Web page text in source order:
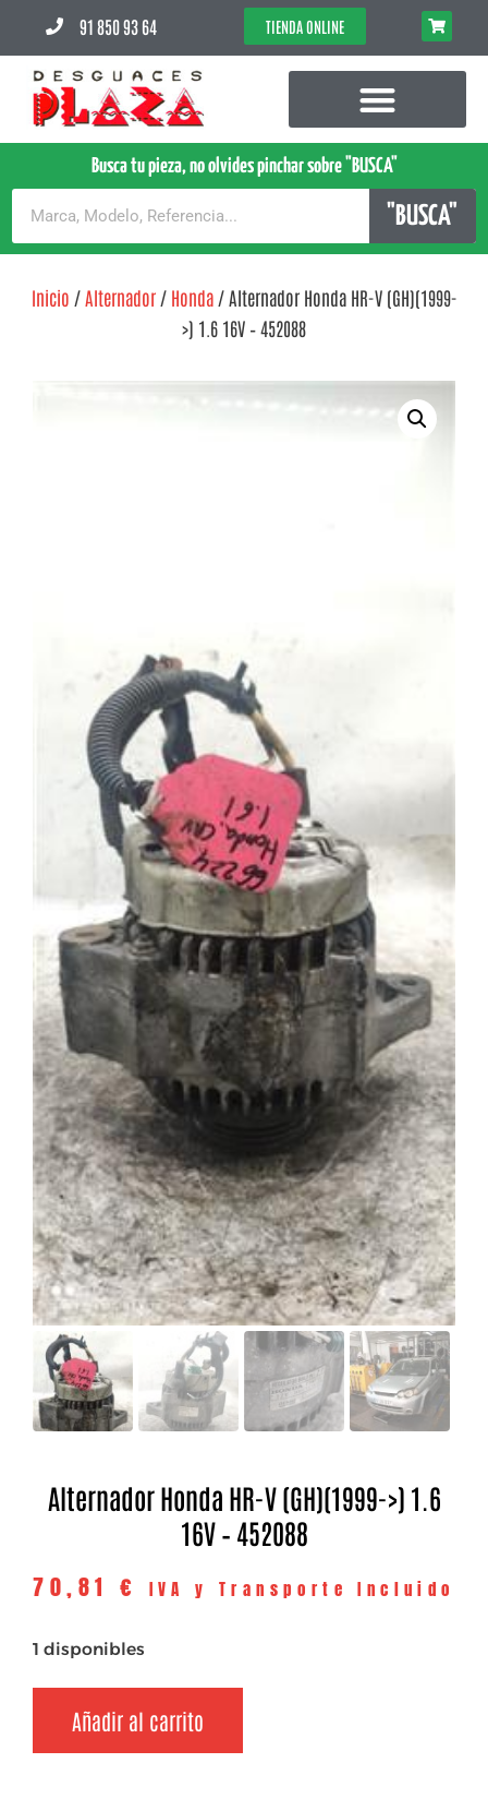
91 850 93 64 TIENDA ONLINE
Busca tu pieza, no olvides pinchar sobre "BUSCA"
"BUSCA"
Inicio / Alternador/ Honda/ Alternador Honda HR-V (GH)(1999-
>) 1.6 16V – 452088
Alternador Honda HR-V (GH)(1999->) 1.6
16V – 452088
70,81 € IVA y Transporte Incluido
1 disponibles
Añadir al carrito